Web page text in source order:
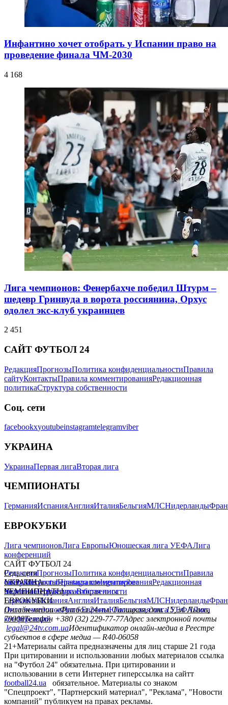
Инфантино хочет отобрать у Испании право на
проведение финала ЧМ-2030
4 168
Лига чемпионов: Фенербахче победил Штурм –
шедевр Гринвуда в ворота россиянина, Орхус
одолел экс-клуб украинцев
2 451
САЙТ ФУТБОЛ 24
РедакцияПрогнозыПолитика конфиденциальностиПравила
сайтуКонтактыПравила комментированияРедакционная
политикаСтруктура собственности
Соц. сети
facebookxyoutubeinstagramtelegramviber
УКРАИНА
УкраинаПервая лигаВторая лига
ЧЕМПИОНАТЫ
ГерманияИспанияАнглияИталияБельгияМЛСНидерланды
ЕВРОКУБКИ
Лига чемпионовЛига ЕвропыЮношеская лига УЕФАЛига
конференций
САЙТ ФУТБОЛ 24
РедакцияПрогнозыПолитика конфиденциальностиПравила
сайтуКонтактыПравила комментированияРедакционная
политикаСтруктура собственности
Соц. сети
facebookxyoutubeinstagramtelegramviber
УКРАИНА
УкраинаПервая лигаВторая лига
ЧЕМПИОНАТЫ
ГерманияИспанияАнглияИталияБельгияМЛСНидерланды
ЕВРОКУБКИ
Лига чемпионовЛига ЕвропыЮношеская лига УЕФАЛига
конференций
Онлайн-медиа «Футбол 24»пл. Галицкая, дом. 15, м. Львов,
79008Телефон +380 (32) 229-77-77Адрес электронной почты
legal@24tv.com.uaИдентификатор онлайн-медиа в Реестре
субъектов в сфере медиа — R40-06058
21+Материалы сайта предназначены для лиц старше 21 года
При цитировании и использовании любых материалов ссылка
на "Футбол 24" обязательна. При цитировании и
использовании в сети Интернет гиперссылка на сайтт
football24.ua
обязательное. Материалы со знаком
"Спецпроект", "Партнерский материал", "Реклама", "Новости
компаний" публикуем на правах рекламы.